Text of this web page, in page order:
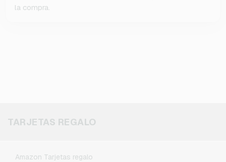
la compra.
TARJETAS REGALO
Amazon Tarjetas regalo